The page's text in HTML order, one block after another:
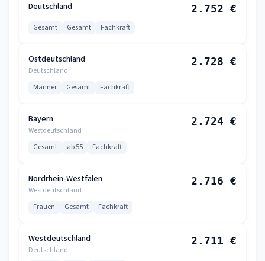
Deutschland 2.752 €
Gesamt Gesamt Fachkraft
Ostdeutschland
Deutschland
2.728 €
Männer Gesamt Fachkraft
Bayern
Westdeutschland
2.724 €
Gesamt ab 55 Fachkraft
Nordrhein-Westfalen
Westdeutschland
2.716 €
Frauen Gesamt Fachkraft
Westdeutschland
Deutschland
2.711 €